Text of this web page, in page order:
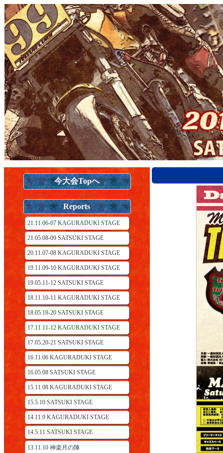
今大会Topへ
Reports
21.11.06-07 KAGURADUKI STAGE
21.05.08-09 SATSUKI STAGE
20.11.07-08 KAGURADUKI STAGE
19.11.09-10 KAGURADUKI STAGE
19.05.11-12 SATSUKI STAGE
18.11.10-11 KAGURADUKI STAGE
18.05.19-20 SATSUKI STAGE
17.11.11-12 KAGURADUKI STAGE
17.05.20-21 SATSUKI STAGE
16.11.06 KAGURADUKI STAGE
16.05.08 SATSUKI STAGE
15.11.08 KAGURADUKI STAGE
15.5.10 SATSUKI STAGE
14.11.9 KAGURADUKI STAGE
14.5.11 SATSUKI STAGE
13.11.10 神楽月の陣